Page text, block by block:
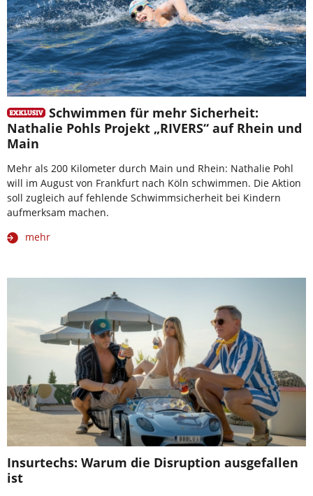
Schwimmen für mehr Sicherheit:
Nathalie Pohls Projekt „RIVERS“ auf Rhein und
Main
Mehr als 200 Kilometer durch Main und Rhein: Nathalie Pohl
will im August von Frankfurt nach Köln schwimmen. Die Aktion
soll zugleich auf fehlende Schwimmsicherheit bei Kindern
aufmerksam machen.
mehr
Insurtechs: Warum die Disruption ausgefallen
ist